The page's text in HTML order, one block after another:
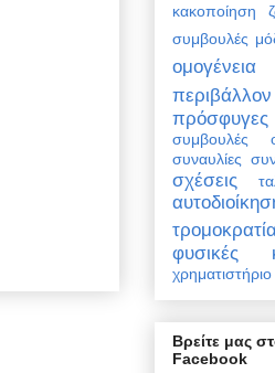
κακοποίηση
συμβουλές
ομογένεια
περιβάλλον
πρόσφυγες
συμβουλές
συναυλίες
σχέσεις
φυσικές
χρηματιστήριο
Βρείτε μας
Facebook